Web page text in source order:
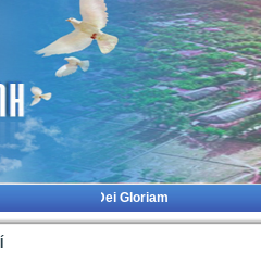
Ad Majorem Dei Gloriam